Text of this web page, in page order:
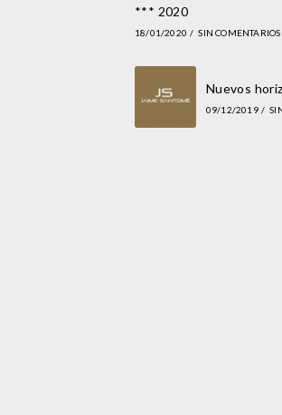
*** 2020
18/01/2020 / SIN COMENTARIOS
Nuevos
09/12/2019 /